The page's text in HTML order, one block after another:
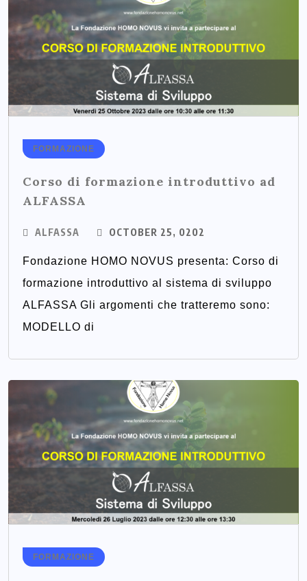
FORMAZIONE
Corso di formazione introduttivo ad
ALFASSA
ALFASSA OCTOBER 25, 0202
Fondazione HOMO NOVUS presenta: Corso di
formazione introduttivo al sistema di sviluppo
ALFASSA Gli argomenti che tratteremo sono:
MODELLO di
FORMAZIONE